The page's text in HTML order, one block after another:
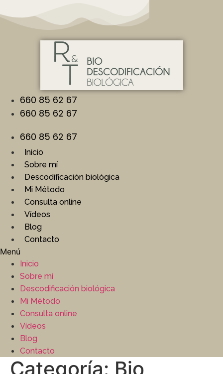
al
660 85 62 67
660 85 62 67
660 85 62 67
Inicio
Sobre mí
Descodificación biológica
Mi Método
Consulta online
Vídeos
Blog
Contacto
Menú
Inicio
Sobre mí
Descodificación biológica
Mi Método
Consulta online
Vídeos
Blog
Contacto
Categoría: Bio